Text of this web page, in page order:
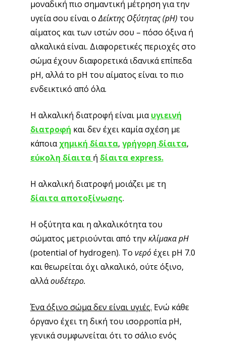
μοναδική πιο σημαντική μέτρηση για την
υγεία σου είναι οΔείκτης Οξύτητας (pH) του
αίματος και των ιστών σου – πόσο όξινα ή
αλκαλικά είναι. Διαφορετικές περιοχές στο
σώμα έχουν διαφορετικά ιδανικά επίπεδα
pH, αλλά το pH του αίματος είναι το πιο
ενδεικτικό από όλα.
Η αλκαλική διατροφή είναι μιαυγιεινή
διατροφή και δεν έχει καμία σχέση με
κάποιαχημική δίαιτα, γρήγορη δίαιτα,
εύκολη δίαιτα ή δίαιτα express.
Η αλκαλική διατροφή μοιάζει με τη
δίαιτα αποτοξίνωσης.
Η οξύτητα και η αλκαλικότητα του
σώματος μετριούνται από την κλίμακα pH
(potential of hydrogen). Το νερόέχει pH 7.0
και θεωρείται όχι αλκαλικό, ούτε όξινο,
αλλάουδέτερο.
Ένα όξινο σώμα δεν είναι υγιές. Ενώ κάθε
όργανο έχει τη δική του ισορροπία pH,
γενικά συμφωνείται ότι το σάλιο ενός